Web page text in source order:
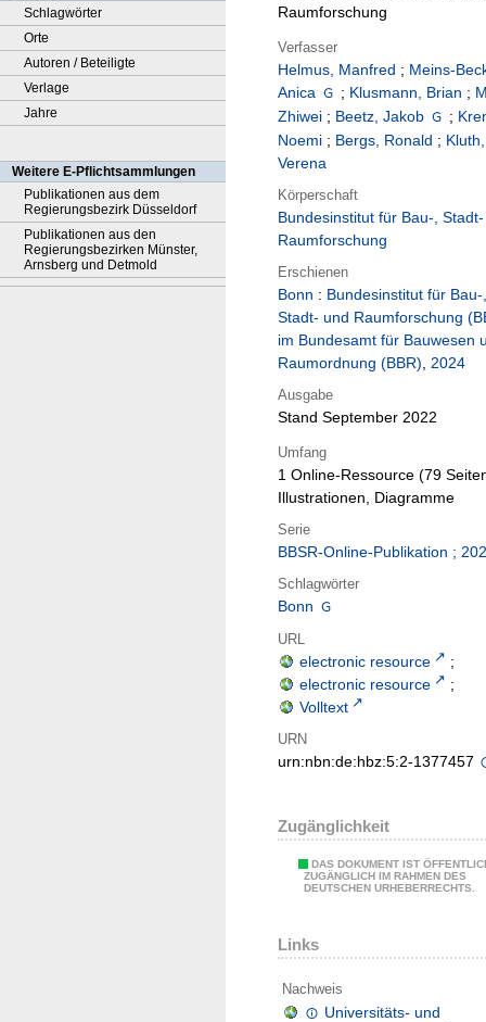
Schlagwörter
Orte
Autoren / Beteiligte
Verlage
Jahre
Weitere E-Pflichtsammlungen
Publikationen aus dem
Regierungsbezirk Düsseldorf
Publikationen aus den
Regierungsbezirken Münster,
Arnsberg und Detmold
Raumforschung
Verfasser
Helmus, Manfred ; Meins-
Anica
; Klusmann, Brian ;
Zhiwei ; Beetz, Jakob ;
Noemi ; Bergs, Ronald ; Kluth,
Verena
Körperschaft
Bundesinstitut für Bau-,
Raumforschung
Erschienen
Bonn : Bundesinstitut für Bau-,
Stadt- und Raumforschung
im Bundesamt für Bauwesen
Raumordnung (BBR), 2024
Ausgabe
Stand September 2022
Umfang
1 Online-Ressource (79
Illustrationen, Diagramme
Serie
BBSR-Online-Publikation ;
Schlagwörter
Bonn
URL
electronic resource
;
electronic resource
;
Volltext
URN
urn:nbn:de:hbz:5:2-1377457
Zugänglichkeit
DAS DOKUMENT IST
ZUGÄNGLICH IM RAHMEN DES
DEUTSCHEN URHEBERRECHTS.
Links
Nachweis
Universitäts- und